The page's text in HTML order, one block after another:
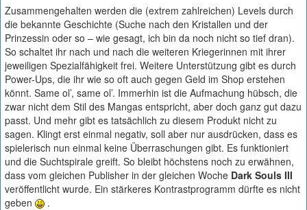
Zusammengehalten werden die (extrem zahlreichen) Levels durch
die bekannte Geschichte (Suche nach den Kristallen und der
Prinzessin oder so – wie gesagt, ich bin da noch nicht so tief dran).
So schaltet ihr nach und nach die weiteren Kriegerinnen mit ihrer
jeweiligen Spezialfähigkeit frei. Weitere Unterstützung gibt es durch
Power-Ups, die ihr wie so oft auch gegen Geld im Shop erstehen
könnt. Same ol’, same ol’. Immerhin ist die Aufmachung hübsch, die
zwar nicht dem Stil des Mangas entspricht, aber doch ganz gut dazu
passt. Und mehr gibt es tatsächlich zu diesem Produkt nicht zu
sagen. Klingt erst einmal negativ, soll aber nur ausdrücken, dass es
spielerisch nun einmal keine Überraschungen gibt. Es funktioniert
und die Suchtspirale greift. So bleibt höchstens noch zu erwähnen,
dass vom gleichen Publisher in der gleichen Woche Dark Souls III
veröffentlicht wurde. Ein stärkeres Kontrastprogramm dürfte es nicht
geben
.